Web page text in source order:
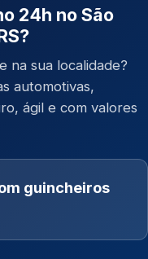
24h no São
na sua localidade?
automotivas,
ágil e com valores
guincheiros